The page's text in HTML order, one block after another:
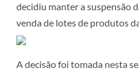
decidiu manter a suspensão
venda de lotes de produtos
A decisão foi tomada nesta